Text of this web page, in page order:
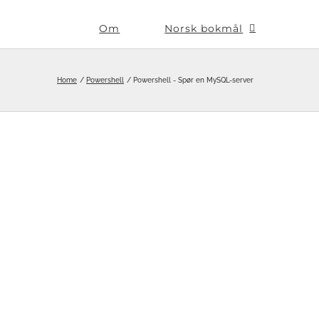
Om Norsk bokmål
Home Powershell Powershell - Spør en MySQL-server